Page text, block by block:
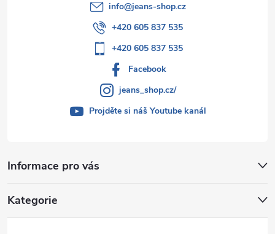
Informace pro vás
Kategorie
info@jeans-shop.cz
+420 605 837 535
+420 605 837 535
Facebook
jeans_shop.cz/
Projděte si náš Youtube kanál